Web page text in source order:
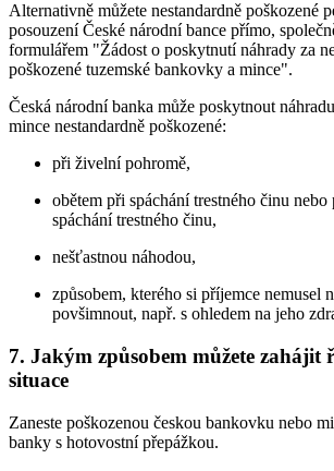
Alternativně můžete nestandardně poškozené
posouzení České národní bance přímo,
formulářem "Žádost o poskytnutí náhrady za
poškozené tuzemské bankovky a mince".
Česká národní banka může poskytnout
mince nestandardně poškozené:
při živelní pohromě,
obětem při spáchání trestného činu
spáchání trestného činu,
nešťastnou náhodou,
způsobem, kterého si příjemce nemusel
povšimnout, např. s ohledem na jeho
7. Jakým způsobem můžete zahájit
situace
Zaneste poškozenou českou bankovku nebo
banky s hotovostní přepážkou.